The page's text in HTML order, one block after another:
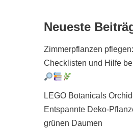
Neueste
Zimmerpflanzen
Checklisten und Hilfe
LEGO Botanicals
Entspannte Deko-
grünen Daumen